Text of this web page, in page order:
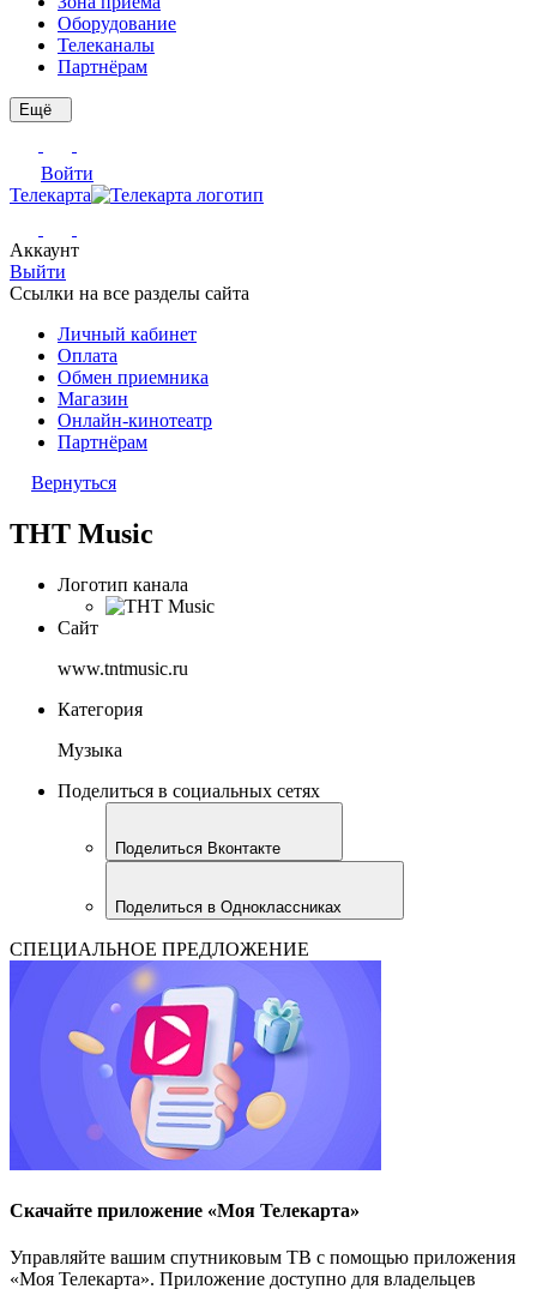
Оборудование
Телеканалы
Партнёрам
Ещё
Войти
Телекарта
Аккаунт
Выйти
Ссылки на все разделы сайта
Личный кабинет
Оплата
Обмен приемника
Магазин
Онлайн-кинотеатр
Партнёрам
Вернуться
ТНТ Music
Логотип канала
Сайт
www.tntmusic.ru
Категория
Музыка
Поделиться в социальных сетях
Поделиться Вконтакте
Поделиться в Одноклассниках
СПЕЦИАЛЬНОЕ ПРЕДЛОЖЕНИЕ
Скачайте приложение «Моя Телекарта»
Управляйте вашим спутниковым ТВ с помощью приложения
«Моя Телекарта». Приложение доступно для владельцев